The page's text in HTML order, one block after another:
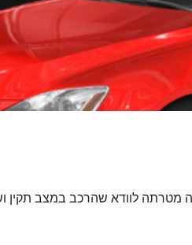
לוודא שהרכב במצב תקין